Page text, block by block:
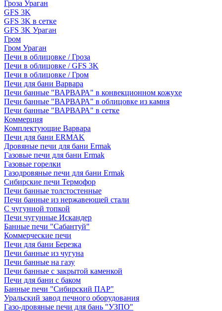
Гроза Ураган
GFS 3K
GFS 3K в сетке
GFS 3K Ураган
Гром
Гром Ураган
Печи в облицовке / Гроза
Печи в облицовке / GFS 3K
Печи в облицовке / Гром
Печи для бани Варвара
Печи банные "ВАРВАРА" в конвекционном кожухе
Печи банные "ВАРВАРА" в облицовке из камня
Печи банные "ВАРВАРА" в сетке
Коммерция
Комплектующие Варвара
Печи для бани ERMAK
Дровяные печи для бани Ermak
Газовые печи для бани Ermak
Газовые горелки
Газодровяные печи для бани Ermak
Сибирские печи Термофор
Печи банные толстостенные
Печи банные из нержавеющей стали
С чугунной топкой
Печи чугунные Искандер
Банные печи "Сабантуй"
Коммерческие печи
Печи для бани Березка
Печи банные из чугуна
Печи банные на газу
Печи банные с закрытой каменкой
Печи для бани с баком
Банные печи "Сибирский ПАР"
Уральский завод печного оборудования
Газо-дровяные печи для бань "УЗПО"